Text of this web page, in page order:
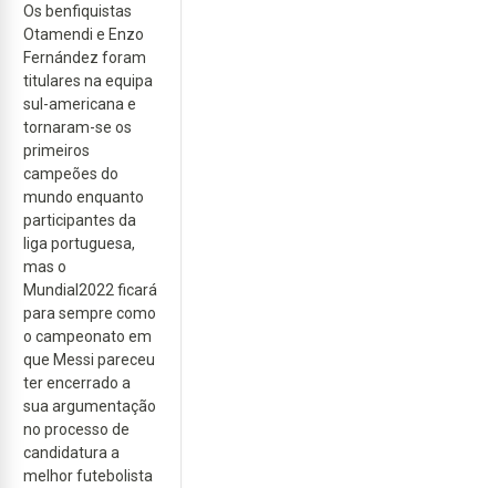
Os benfiquistas
Otamendi e Enzo
Fernández foram
titulares na equipa
sul-americana e
tornaram-se os
primeiros
campeões do
mundo enquanto
participantes da
liga portuguesa,
mas o
Mundial2022 ficará
para sempre como
o campeonato em
que Messi pareceu
ter encerrado a
sua argumentação
no processo de
candidatura a
melhor futebolista